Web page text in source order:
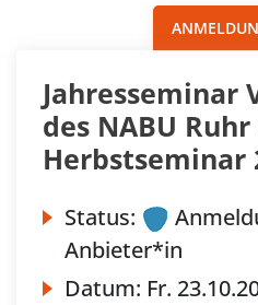
Jahresseminar
des NABU Ruhr
Herbstseminar
Status:
Anbieter*in
Datum: Fr.